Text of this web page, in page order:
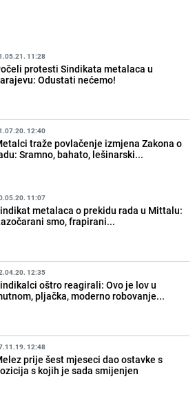
11:28
protesti Sindikata metalaca u
Odustati nećemo!
12:40
traže povlačenje izmjena Zakona o
Sramno, bahato, lešinarski...
11:07
metalaca o prekidu rada u Mittalu:
smo, frapirani...
12:35
oštro reagirali: Ovo je lov u
pljačka, moderno robovanje...
12:48
prije šest mjeseci dao ostavke s
s kojih je sada smijenjen